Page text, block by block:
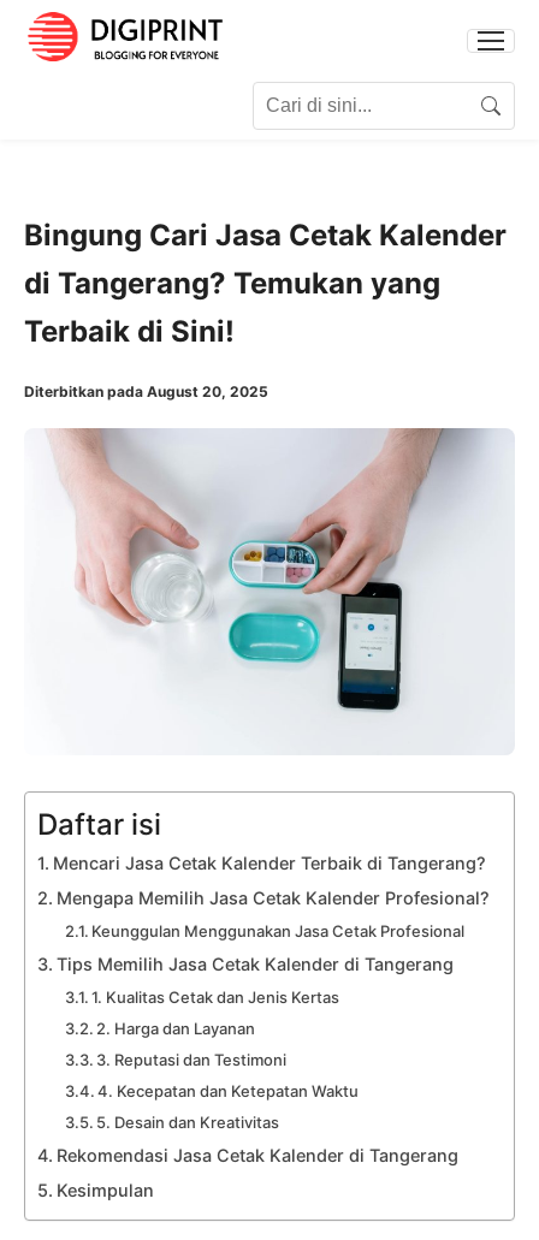
Search
Bingung Cari Jasa Cetak Kalender
di Tangerang? Temukan yang
Terbaik di Sini!
Diterbitkan pada August 20, 2025
Daftar isi
Mencari Jasa Cetak Kalender Terbaik di Tangerang?
Mengapa Memilih Jasa Cetak Kalender Profesional?
Keunggulan Menggunakan Jasa Cetak Profesional
Tips Memilih Jasa Cetak Kalender di Tangerang
1. Kualitas Cetak dan Jenis Kertas
2. Harga dan Layanan
3. Reputasi dan Testimoni
4. Kecepatan dan Ketepatan Waktu
5. Desain dan Kreativitas
Rekomendasi Jasa Cetak Kalender di Tangerang
Kesimpulan